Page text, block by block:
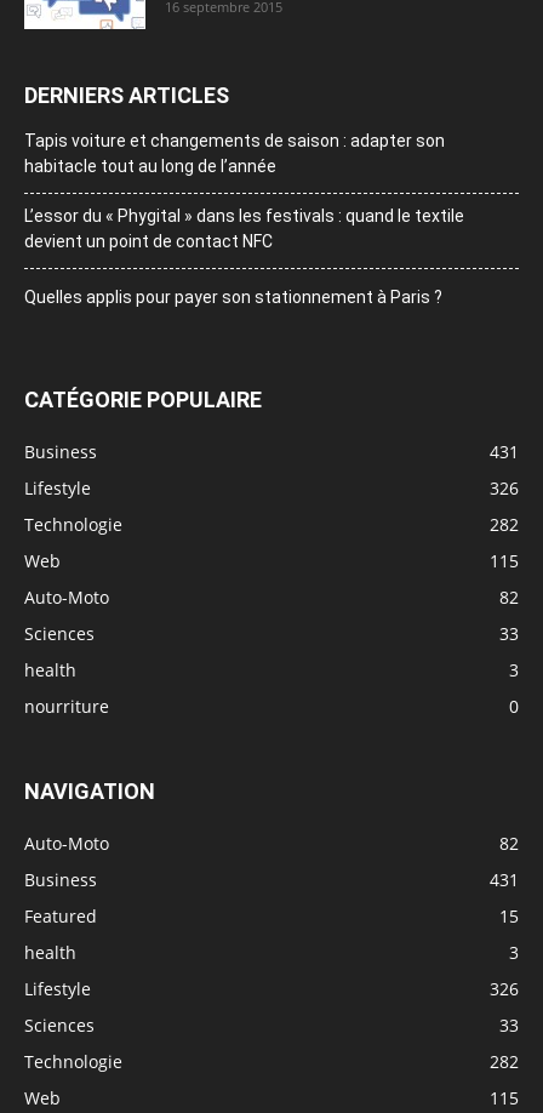
16 septembre 2015
DERNIERS ARTICLES
Tapis voiture et changements de saison : adapter son
habitacle tout au long de l’année
L’essor du « Phygital » dans les festivals : quand le textile
devient un point de contact NFC
Quelles applis pour payer son stationnement à Paris ?
CATÉGORIE POPULAIRE
Business
431
Lifestyle
326
Technologie
282
Web
115
Auto-Moto
82
Sciences
33
health
3
nourriture
0
NAVIGATION
Auto-Moto
82
Business
431
Featured
15
health
3
Lifestyle
326
Sciences
33
Technologie
282
Web
115